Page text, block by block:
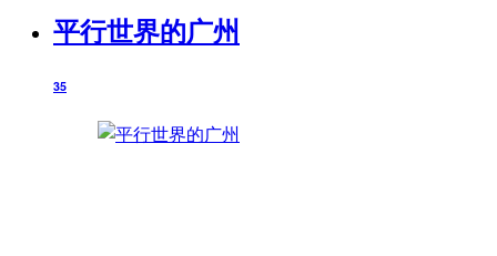
平行世界的广州
35